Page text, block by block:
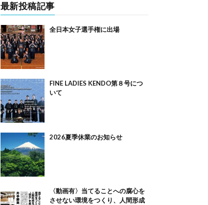
最新投稿記事
全日本女子選手権に出場
FINE LADIES KENDO第８号につ
いて
2026夏季休業のお知らせ
〈動画有〉当てることへの腐心を
させない環境をつくり、人間形成